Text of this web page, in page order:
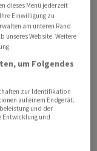
dass
gestalten und
regionalen
der
prüft, wie das
gesteuerten
dieses Menü jederzeit
Einwilligung zu
am unteren Rand
unseres Website. Weitere
um Folgendes
zur Identifikation
auf einem Endgerät.
und der
Entwicklung und